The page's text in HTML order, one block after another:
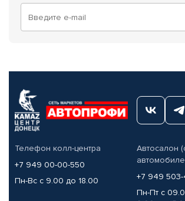
Телефон колл-центра
+7 949 00-00-550
Пн-Вс с 9.00 до 18.00
Автосалон
+7 949 503-
Пн-Пт с